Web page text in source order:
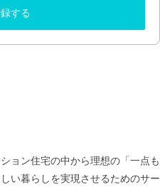
する
ョン住宅の中から理想の「一点も
い暮らしを実現させるためのサー